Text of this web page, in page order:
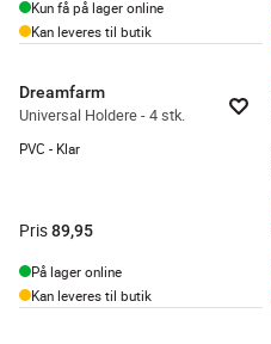
Kun få på lager online
Kan leveres til butik
Dreamfarm
Universal Holdere - 4 stk.
PVC - Klar
Pris89,95
På lager online
Kan leveres til butik